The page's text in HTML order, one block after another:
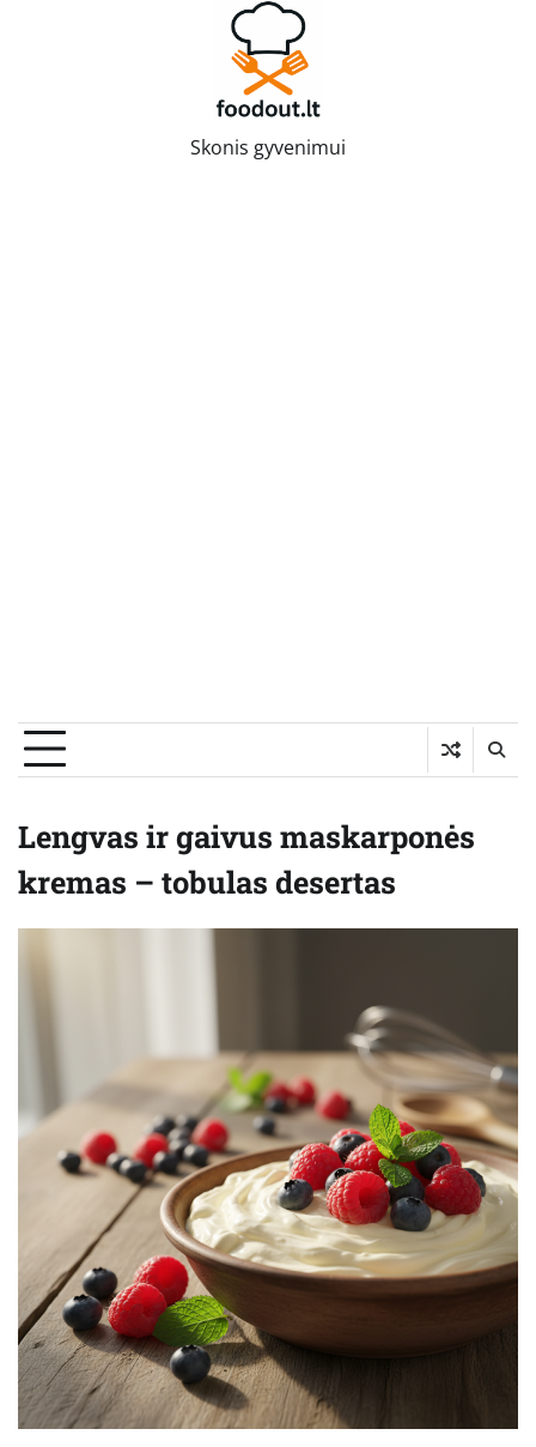
Skonis gyvenimui
Lengvas ir gaivus maskarponės
kremas – tobulas desertas